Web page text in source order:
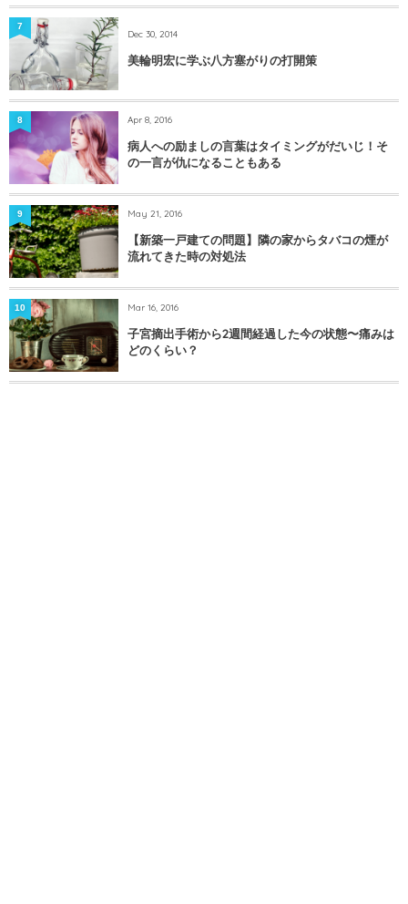
Dec 30, 2014
美輪明宏に学ぶ八方塞がりの打開策
7
Apr 8, 2016
病人への励ましの言葉はタイミングがだいじ！そ
の一言が仇になることもある
8
May 21, 2016
【新築一戸建ての問題】隣の家からタバコの煙が
流れてきた時の対処法
9
Mar 16, 2016
子宮摘出手術から2週間経過した今の状態〜痛みは
どのくらい？
10